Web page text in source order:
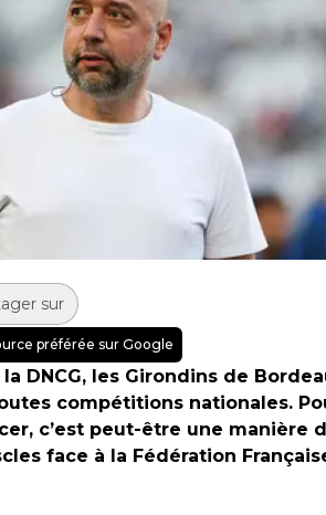
sur
préférée sur Google
DNCG, les Girondins de
compétitions nationales.
c’est peut-être une manière
face à la Fédération